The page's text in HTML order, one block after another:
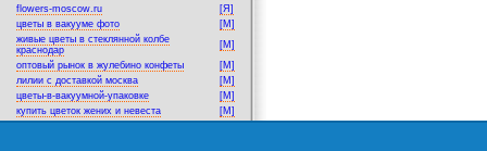
flowers-moscow.ru
[Я]
цветы в вакууме фото
[M]
живые цветы в стеклянной колбе
краснодар
[M]
оптовый рынок в жулебино конфеты
[M]
лилии с доставкой москва
[M]
цветы-в-вакуумной-упаковке
[M]
купить цветок жених и невеста
[M]